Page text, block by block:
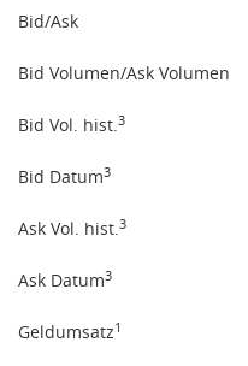
Bid/Ask
Bid Volumen/Ask Volumen
Bid Vol. hist.3
Bid Datum3
Ask Vol. hist.3
Ask Datum3
Geldumsatz1